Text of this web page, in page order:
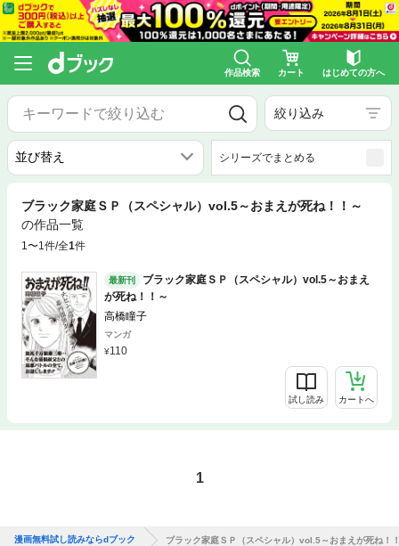
作品検索 カート はじめての方へ
絞り込み
シリーズでまとめる
ブラック家庭ＳＰ（スペシャル）vol.5～おまえが死ね！！～
の作品一覧
1〜1件/全1件
最新刊
ブラック家庭ＳＰ（スペシャル）vol.5～おまえ
が死ね！！～
高橋瞳子
マンガ
110
試し読み カートへ
1
漫画無料試し読みならdブック ブラック家庭ＳＰ（スペシャル）vol.5～おまえが死ね！